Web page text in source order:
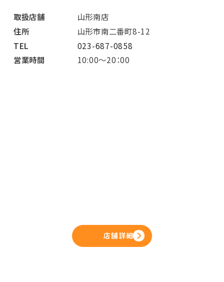
取扱店舗
山形南店
住所
山形市南二番町8-12
TEL
023-687-0858
営業時間
10:00～20：00
店舗詳細